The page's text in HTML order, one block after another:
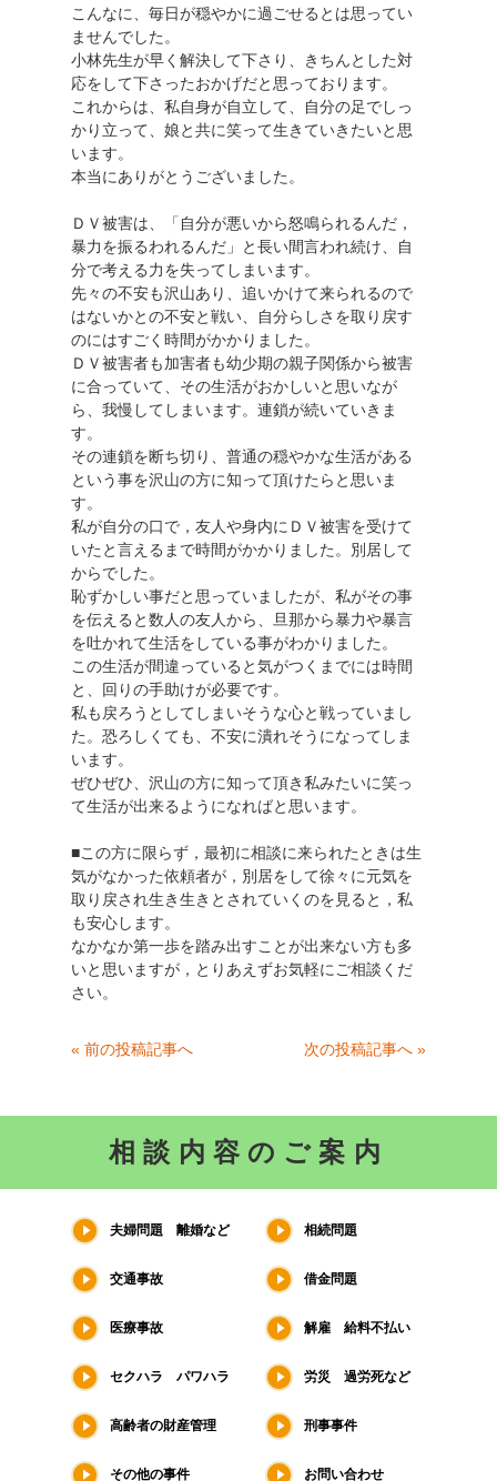
こんなに、毎日が穏やかに過ごせるとは思ってい
ませんでした。
小林先生が早く解決して下さり、きちんとした対
応をして下さったおかげだと思っております。
これからは、私自身が自立して、自分の足でしっ
かり立って、娘と共に笑って生きていきたいと思
います。
本当にありがとうございました。
ＤＶ被害は、「自分が悪いから怒鳴られるんだ，
暴力を振るわれるんだ」と長い間言われ続け、自
分で考える力を失ってしまいます。
先々の不安も沢山あり、追いかけて来られるので
はないかとの不安と戦い、自分らしさを取り戻す
のにはすごく時間がかかりました。
ＤＶ被害者も加害者も幼少期の親子関係から被害
に合っていて、その生活がおかしいと思いなが
ら、我慢してしまいます。連鎖が続いていきま
す。
その連鎖を断ち切り、普通の穏やかな生活がある
という事を沢山の方に知って頂けたらと思いま
す。
私が自分の口で，友人や身内にＤＶ被害を受けて
いたと言えるまで時間がかかりました。別居して
からでした。
恥ずかしい事だと思っていましたが、私がその事
を伝えると数人の友人から、旦那から暴力や暴言
を吐かれて生活をしている事がわかりました。
この生活が間違っていると気がつくまでには時間
と、回りの手助けが必要です。
私も戻ろうとしてしまいそうな心と戦っていまし
た。恐ろしくても、不安に潰れそうになってしま
います。
ぜひぜひ、沢山の方に知って頂き私みたいに笑っ
て生活が出来るようになればと思います。
■この方に限らず，最初に相談に来られたときは生
気がなかった依頼者が，別居をして徐々に元気を
取り戻され生き生きとされていくのを見ると，私
も安心します。
なかなか第一歩を踏み出すことが出来ない方も多
いと思いますが，とりあえずお気軽にご相談くだ
さい。
« 前の投稿記事へ 次の投稿記事へ »
相談内容のご案内
夫婦問題 離婚など 相続問題
交通事故 借金問題
医療事故 解雇 給料不払い
セクハラ パワハラ 労災 過労死など
高齢者の財産管理 刑事事件
その他の事件 お問い合わせ